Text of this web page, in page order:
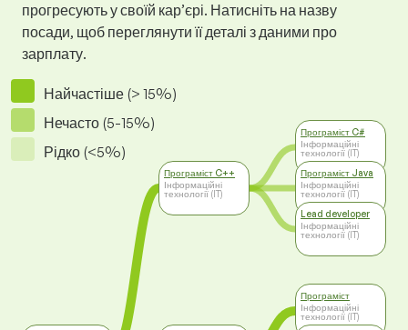
прогресують у своїй кар’єрі. Натисніть на назву
посади, щоб переглянути її деталі з даними про
зарплату.
Найчастіше (> 15%)
Нечасто (5-15%)
Рідко (<5%)
Програміст C++
Інформаційні
технології (IT)
Програміст C#
Інформаційні
технології (IT)
Програміст Java
Інформаційні
технології (IT)
Lead developer
Інформаційні
технології (IT)
Програміст
Інформаційні
технології (IT)